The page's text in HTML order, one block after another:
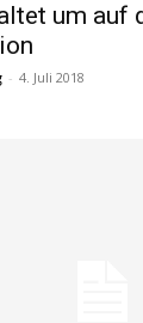
um auf
- 4. Juli 2018